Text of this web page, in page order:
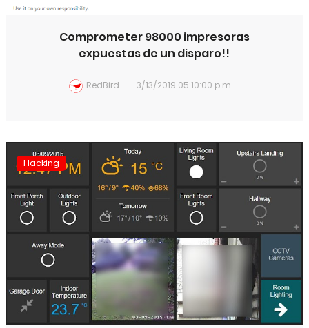
Comprometer 98000 impresoras
expuestas de un disparo!!
RedBird 3/13/2019 05:10:00 p.m.
Hacking